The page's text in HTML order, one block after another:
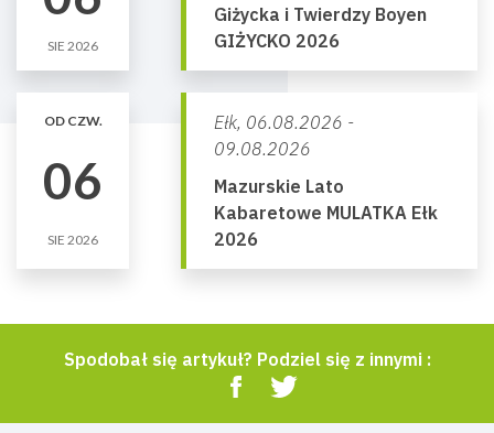
SIE 2026
Giżycka i Twierdzy Boyen
GIŻYCKO 2026
OD CZW.
06
SIE 2026
Ełk, 06.08.2026 -
09.08.2026
Mazurskie Lato
Kabaretowe MULATKA Ełk
2026
Spodobał się artykuł? Podziel się z innymi :